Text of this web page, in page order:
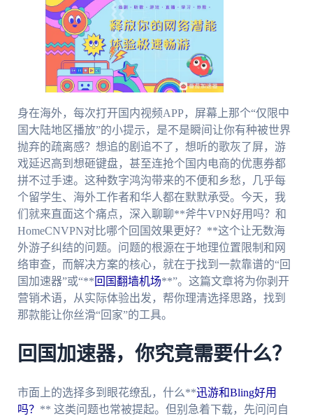
身在海外，每次打开国内视频APP，屏幕上那个“仅限中
国大陆地区播放”的小提示，是不是瞬间让你有种被世界
抛弃的疏离感？想追的剧追不了，想听的歌灰了屏，游
戏延迟高到想砸键盘，甚至连抢个国内电商的优惠券都
拼不过手速。这种数字鸿沟带来的不便和乡愁，几乎每
个留学生、海外工作者和华人都在默默承受。今天，我
们就来直面这个痛点，深入聊聊**斧牛VPN好用吗？和
HomeCNVPN对比哪个回国效果更好？**这个让无数海
外游子纠结的问题。问题的根源在于地理位置限制和网
络审查，而解决方案的核心，就在于找到一款靠谱的“回
国加速器”或“**回国翻墙机场**”。这篇文章将为你剥开
营销术语，从实际体验出发，帮你理清选择思路，找到
那款能让你丝滑“回家”的工具。
回国加速器，你究竟需要什么？
市面上的选择多到眼花缭乱，什么**迅游和Bling好用
吗？ ** 这类问题也常被提起。但别急着下载，先问问自